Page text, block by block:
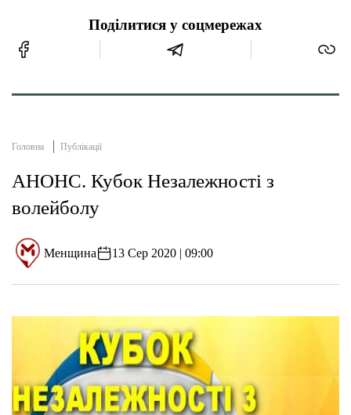
Поділитися у соцмережах
Головна Публікації
АНОНС. Кубок Незалежності з
волейболу
Менщина 13 Сер 2020 | 09:00